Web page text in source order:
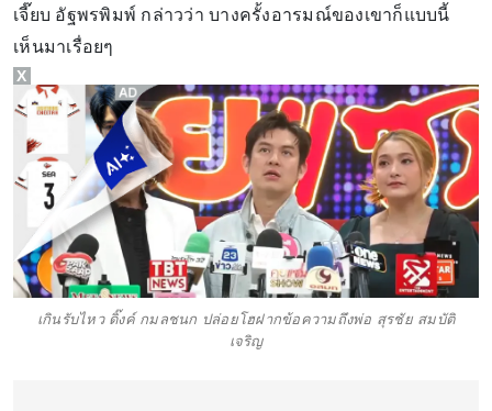
เจี๊ยบ อัฐพรพิมพ์ กล่าวว่า บางครั้งอารมณ์ของเขาก็แบบนี้
เห็นมาเรื่อยๆ
เกินรับไหว ดิ๊งค์ กมลชนก ปล่อยโฮฝากข้อความถึงพ่อ สุรชัย สมบัติ
เจริญ
X